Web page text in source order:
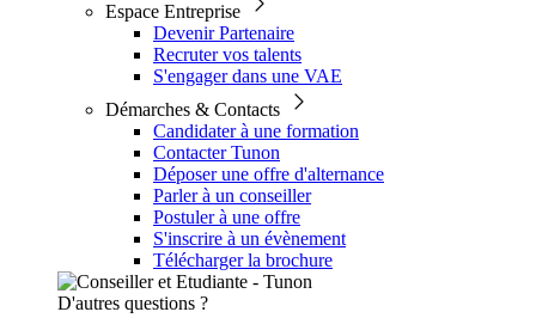
Espace Entreprise
Devenir Partenaire
Recruter vos talents
S'engager dans une VAE
Démarches & Contacts
Candidater à une formation
Contacter Tunon
Déposer une offre d'alternance
Parler à un conseiller
Postuler à une offre
S'inscrire à un évènement
Télécharger la brochure
D'autres questions ?